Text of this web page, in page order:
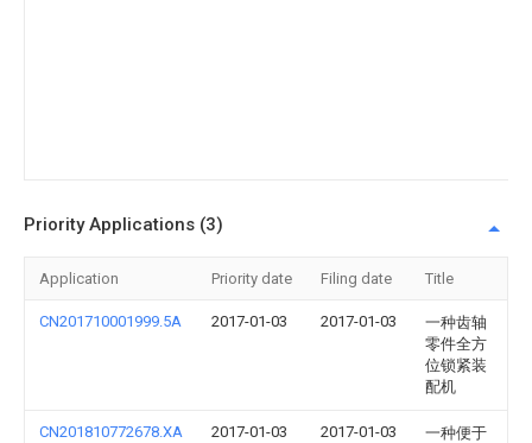
Priority Applications (3)
Application Priority date Filing date Title
CN201710001999.5A 2017-01-03 2017-01-03
一种齿轴
零件全方
位锁紧装
配机
CN201810772678.XA 2017-01-03 2017-01-03
一种便于